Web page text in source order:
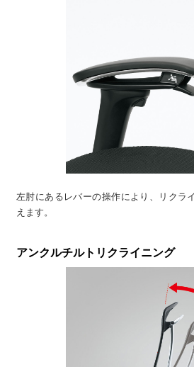
左肘にあるレバーの操作により、リクラ
えます。
アンクルチルトリクライニング